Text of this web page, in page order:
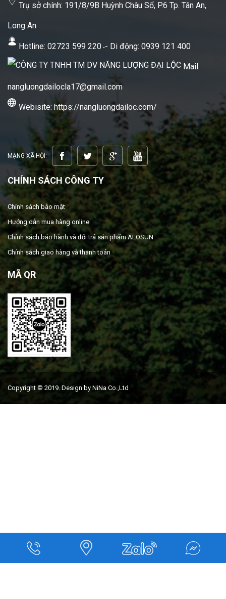
Trụ sở chính: 191/8/9B Huỳnh Châu Sổ, P.6 Tp. Tân An,
Long An
Hotline: 02723 599 220 -- Di động: 0939 121 400
Mail:
nangluongdailocla17@gmail.com
Webisite: https://nangluongdailoc.com/
MẠNG XÃ HỘI:
CHÍNH SÁCH CÔNG TY
Chính sách bảo mật
Hướng dẫn mua hàng online
Chính sách bảo hành và đổi trả sản phẩm ALOSUN
Chính sách giao hàng và thanh toán
MÃ QR
Copyright © 2019. Design by NiNa Co.,Ltd